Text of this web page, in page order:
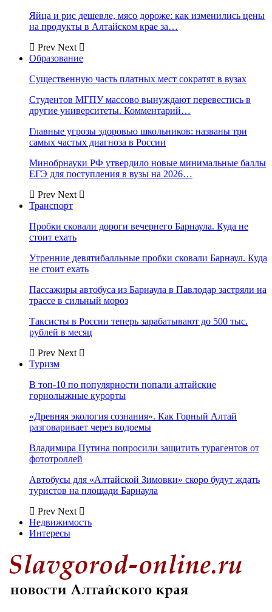
Яйца и рис дешевле, мясо дороже: как изменились цены
на продукты в Алтайском крае за…
Prev Next
Образование
Существенную часть платных мест сократят в вузах
Студентов МГПУ массово вынуждают перевестись в
другие университеты. Комментарий…
Главные угрозы здоровью школьников: названы три
самых частых диагноза в России
Минобрнауки РФ утвердило новые минимальные баллы
ЕГЭ для поступления в вузы на 2026…
Prev Next
Транспорт
Пробки сковали дороги вечернего Барнаула. Куда не
стоит ехать
Утренние девятибалльные пробки сковали Барнаул. Куда
не стоит ехать
Пассажиры автобуса из Барнаула в Павлодар застряли на
трассе в сильный мороз
Таксисты в России теперь зарабатывают до 500 тыс.
рублей в месяц
Prev Next
Туризм
В топ-10 по популярности попали алтайские
горнолыжные курорты
«Древняя экология сознания». Как Горный Алтай
разговаривает через водоемы
Владимира Путина попросили защитить турагентов от
фототроллей
Автобусы для «Алтайской Зимовки» скоро будут ждать
туристов на площади Барнаула
Prev Next
Недвижимость
Интересы